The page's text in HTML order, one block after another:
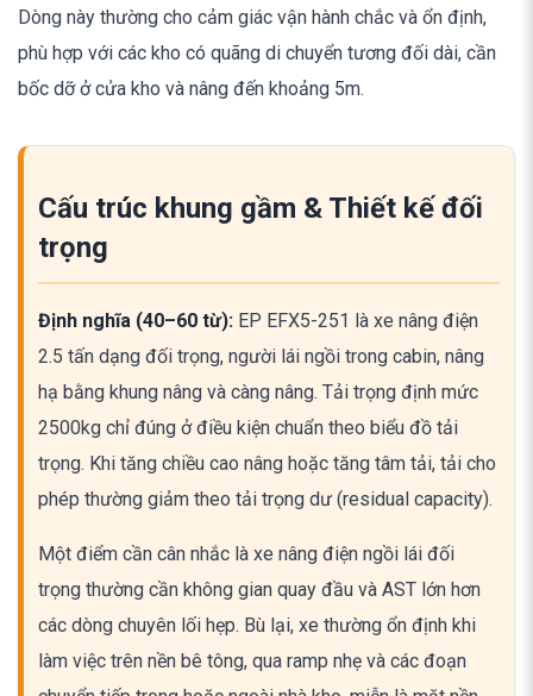
Dòng này thường cho cảm giác vận hành chắc và ổn định,
phù hợp với các kho có quãng di chuyển tương đối dài, cần
bốc dỡ ở cửa kho và nâng đến khoảng 5m.
Cấu trúc khung gầm & Thiết kế đối
trọng
Định nghĩa (40–60 từ): EP EFX5-251 là xe nâng điện
2.5 tấn dạng đối trọng, người lái ngồi trong cabin, nâng
hạ bằng khung nâng và càng nâng. Tải trọng định mức
2500kg chỉ đúng ở điều kiện chuẩn theo biểu đồ tải
trọng. Khi tăng chiều cao nâng hoặc tăng tâm tải, tải cho
phép thường giảm theo tải trọng dư (residual capacity).
Một điểm cần cân nhắc là xe nâng điện ngồi lái đối
trọng thường cần không gian quay đầu và AST lớn hơn
các dòng chuyên lối hẹp. Bù lại, xe thường ổn định khi
làm việc trên nền bê tông, qua ramp nhẹ và các đoạn